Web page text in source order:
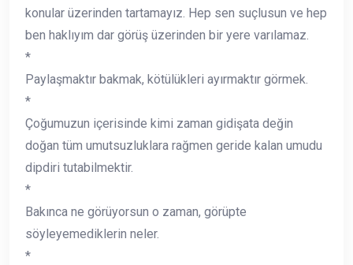
konular üzerinden tartamayız. Hep sen suçlusun ve hep
ben haklıyım dar görüş üzerinden bir yere varılamaz.
*
Paylaşmaktır bakmak, kötülükleri ayırmaktır görmek.
*
Çoğumuzun içerisinde kimi zaman gidişata değin
doğan tüm umutsuzluklara rağmen geride kalan umudu
dipdiri tutabilmektir.
*
Bakınca ne görüyorsun o zaman, görüpte
söyleyemediklerin neler.
*